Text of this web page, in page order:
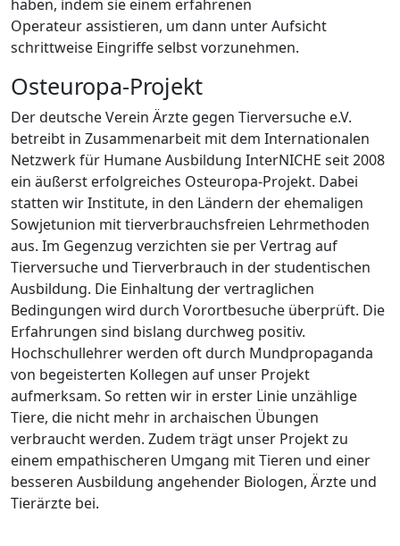
haben, indem sie einem erfahrenen
Operateur assistieren, um dann unter Aufsicht
schrittweise Eingriffe selbst vorzunehmen.
Osteuropa-Projekt
Der deutsche Verein Ärzte gegen Tierversuche e.V.
betreibt in Zusammenarbeit mit dem Internationalen
Netzwerk für Humane Ausbildung InterNICHE seit 2008
ein äußerst erfolgreiches Osteuropa-Projekt. Dabei
statten wir Institute, in den Ländern der ehemaligen
Sowjetunion mit tierverbrauchsfreien Lehrmethoden
aus. Im Gegenzug verzichten sie per Vertrag auf
Tierversuche und Tierverbrauch in der studentischen
Ausbildung. Die Einhaltung der vertraglichen
Bedingungen wird durch Vorortbesuche überprüft. Die
Erfahrungen sind bislang durchweg positiv.
Hochschullehrer werden oft durch Mundpropaganda
von begeisterten Kollegen auf unser Projekt
aufmerksam. So retten wir in erster Linie unzählige
Tiere, die nicht mehr in archaischen Übungen
verbraucht werden. Zudem trägt unser Projekt zu
einem empathischeren Umgang mit Tieren und einer
besseren Ausbildung angehender Biologen, Ärzte und
Tierärzte bei.